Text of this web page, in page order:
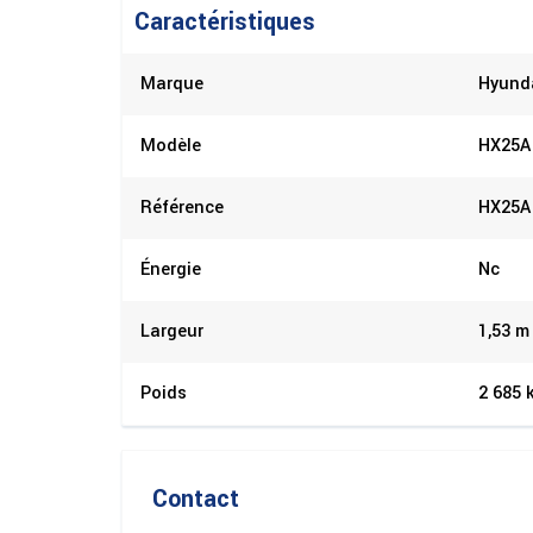
Caractéristiques
Marque
Modèle
Référence
Énergie Nc
Largeur 1,53 m
Poids 2 685
Contact